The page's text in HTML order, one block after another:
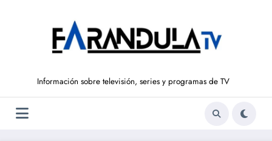
Información sobre televisión, series y programas de TV